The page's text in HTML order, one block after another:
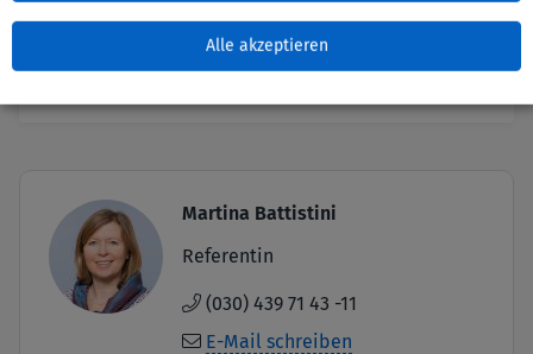
Alle akzeptieren
5. Sitzung am 4. Dezember 2018
Image
Martina Battistini
Referentin
(030) 439 71 43 -11
E-Mail schreiben